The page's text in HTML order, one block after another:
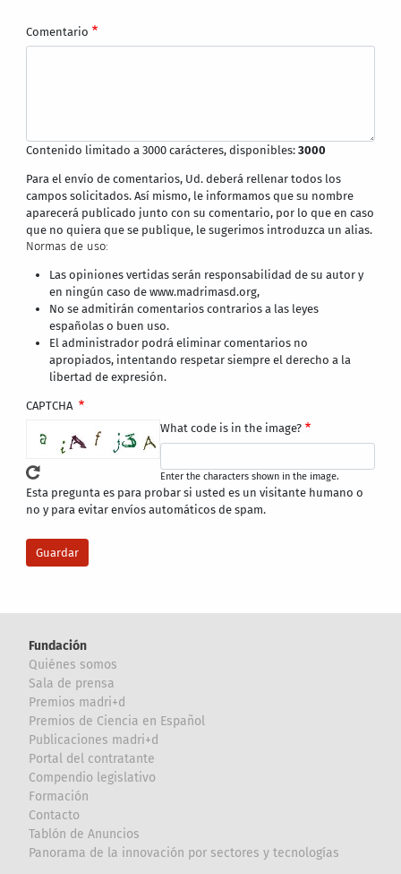
Comentario
Contenido limitado a 3000 carácteres, disponibles:3000
Para el envío de comentarios, Ud. deberá rellenar todos los
campos solicitados. Así mismo, le informamos que su nombre
aparecerá publicado junto con su comentario, por lo que en caso
que no quiera que se publique, le sugerimos introduzca un alias.
Normas de uso:
Las opiniones vertidas serán responsabilidad de su autor y
en ningún caso de www.madrimasd.org,
No se admitirán comentarios contrarios a las leyes
españolas o buen uso.
El administrador podrá eliminar comentarios no
apropiados, intentando respetar siempre el derecho a la
libertad de expresión.
CAPTCHA
What code is in the image?
Enter the characters shown in the image.
Esta pregunta es para probar si usted es un visitante humano o
no y para evitar envíos automáticos de spam.
Fundación
Quiénes somos
Sala de prensa
Premios madri+d
Premios de Ciencia en Español
Publicaciones madri+d
Portal del contratante
Compendio legislativo
Formación
Contacto
Tablón de Anuncios
Panorama de la innovación por sectores y tecnologías